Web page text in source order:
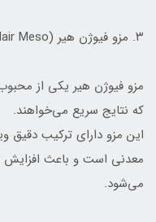
۳. مزو فیوژن هیر (Fusion Hair Meso)
مزو فیوژن هیر یکی از
که نتایج سریع می‌خواهند.
این مزو دارای ترکیب دقیق
معدنی است و باعث
می‌شود.